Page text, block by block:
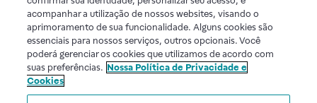
acompanhar a utilização de nossos websites, visando o
aprimoramento de sua funcionalidade. Alguns cookies são
essenciais para nossos serviços, outros opcionais. Você
poderá gerenciar os cookies que utilizamos de acordo com
suas preferências. Nossa Política de Privacidade e
Cookies